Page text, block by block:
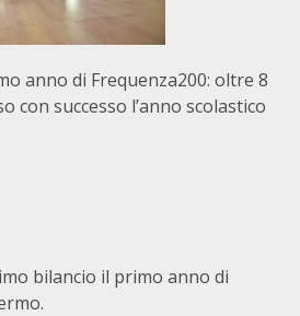
anno di Frequenza200: oltre 8
con successo l’anno scolastico
bilancio il primo anno di